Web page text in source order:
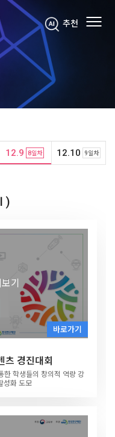
추천
12.9 8일차 12.10 9일차
도대학(LINC+)
기
는 자리로 주요인사들의 축
도대학(LINC+)
기
공유와 확산을 위한 콘텐
바로가기
특강
화를 더하다(Ⅰ)
화를 더하다(Ⅱ)
기
바로가기
회 성과공유회
·사회·예술 전공 학생들과
상을 제시하는 대회
기
바로가기
담 진행
기
바로가기
츠 경진대회
한 학생들의 창의적 역량 강
성화 도모
기
바로가기
는 직무역량 관련하여 산업
통의 장